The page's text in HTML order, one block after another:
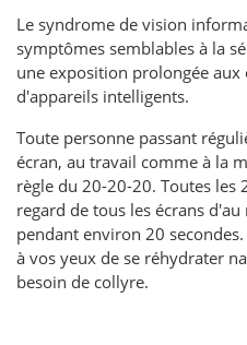
Le syndrome de vision
symptômes semblables à la
une exposition prolongée
d'appareils intelligents.
Toute personne passant
écran, au travail comme à la
règle du 20-20-20. Toutes les
regard de tous les écrans
pendant environ 20
à vos yeux de se réhydrater
besoin de collyre.